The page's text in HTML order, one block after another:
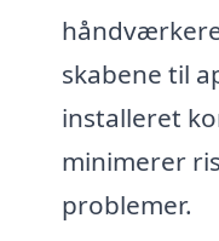
skabene til
installeret
minimerer
problemer.